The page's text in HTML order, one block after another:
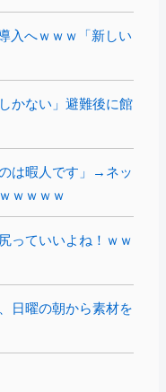
入へｗｗｗ「新しい
かない」避難後に館
は暇人です」→ネッ
ｗｗｗｗ
っていいよね！ｗｗ
日曜の朝から素材を